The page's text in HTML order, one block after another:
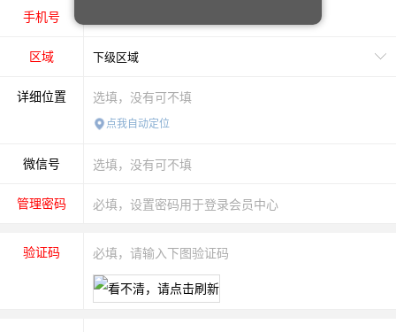
手机号
区域
详细位置
点我自动定位
微信号
管理密码
验证码